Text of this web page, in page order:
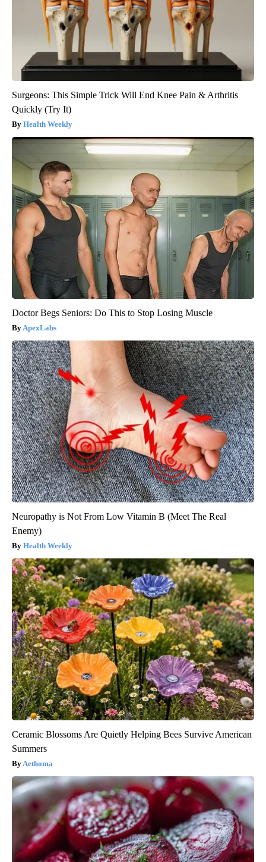
Surgeons: This Simple Trick Will End Knee Pain & Arthritis
Quickly (Try It)
Health Weekly
Doctor Begs Seniors: Do This to Stop Losing Muscle
ApexLabs
Neuropathy is Not From Low Vitamin B (Meet The Real
Enemy)
Health Weekly
Ceramic Blossoms Are Quietly Helping Bees Survive American
Summers
Aethoma